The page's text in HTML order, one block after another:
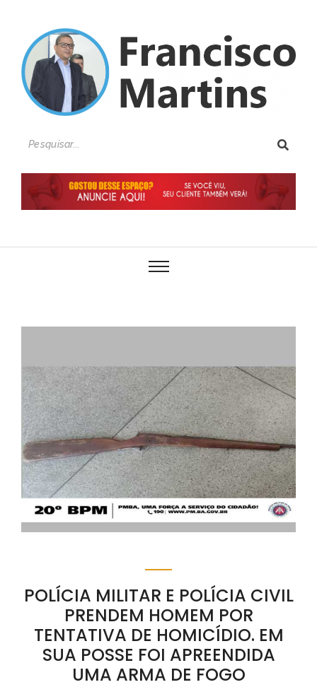
POLÍCIA MILITAR E POLÍCIA CIVIL
PRENDEM HOMEM POR
TENTATIVA DE HOMICÍDIO. EM
SUA POSSE FOI APREENDIDA
UMA ARMA DE FOGO